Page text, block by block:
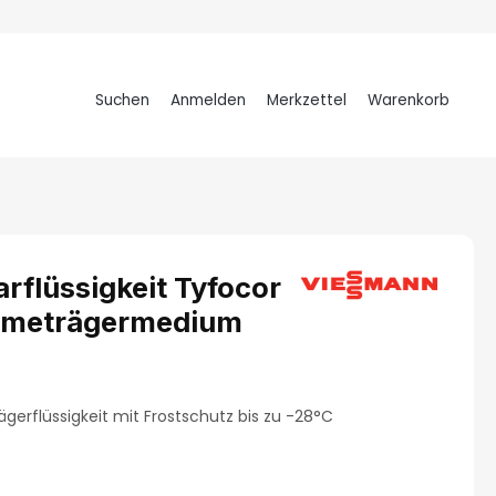
Suchen Anmelden Merkzettel Warenkorb
Tyfocor
von 4.8 von 5 Sternen
mit Frostschutz bis zu -28°C